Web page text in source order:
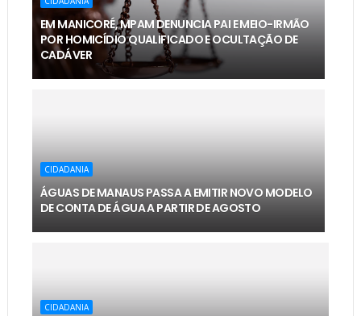
EM MANICORÉ, MPAM DENUNCIA PAI E MEIO-IRMÃO
POR HOMICÍDIO QUALIFICADO E OCULTAÇÃO DE
CADÁVER
CIDADANIA
ÁGUAS DE MANAUS PASSA A EMITIR NOVO MODELO
DE CONTA DE ÁGUA A PARTIR DE AGOSTO
CIDADANIA